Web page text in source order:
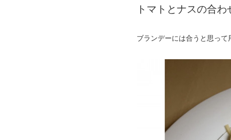
トマトとナスの合わ
ブランデーには合うと思って